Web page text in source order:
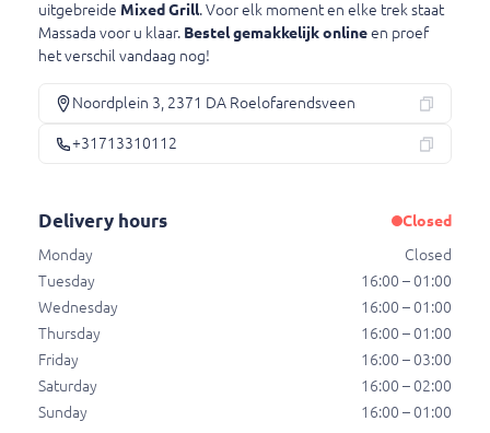
Pizza Hawaï
Kaas, ham en ananas.
€ 14,00
Pizza pollo speciale
Tomaat, kaas, ui, paprika, champignons en kipfilet.
€ 11,50
uitgebreide Mixed Grill. Voor elk moment en elke trek staat
Massada voor u klaar. Bestel gemakkelijk onlineen proef
het verschil vandaag nog!
Noordplein 3, 2371 DA Roelofarendsveen
+31713310112
Delivery hours
Closed
Monday
Closed
Tuesday
16:00 – 01:00
Wednesday
16:00 – 01:00
Thursday
16:00 – 01:00
Friday
16:00 – 03:00
Saturday
16:00 – 02:00
Sunday
16:00 – 01:00